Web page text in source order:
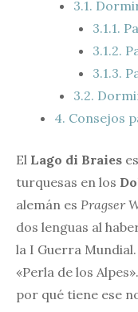
3.1.
3.1.1.
3.1.2.
3.1.3.
3.2.
4. Consejos
El Lago di Braies
turquesas en los
alemán es Pragser
dos lenguas al
la I Guerra
«Perla de los
por qué tiene ese